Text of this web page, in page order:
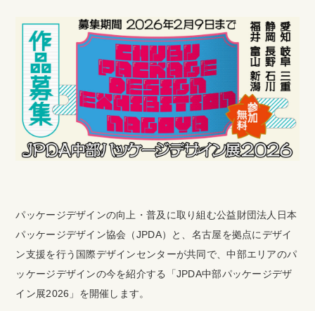
パッケージデザインの向上・普及に取り組む公益財団法人日本
パッケージデザイン協会（JPDA）と、名古屋を拠点にデザイ
ン支援を行う国際デザインセンターが共同で、中部エリアのパ
ッケージデザインの今を紹介する「JPDA中部パッケージデザ
イン展2026」を開催します。